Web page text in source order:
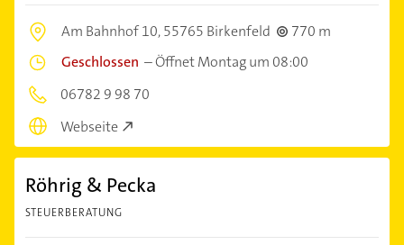
Am Bahnhof 10,55765 Birkenfeld
770 m
Geschlossen –Öffnet Montag um 08:00
06782 9 98 70
Webseite
Röhrig & Pecka
STEUERBERATUNG